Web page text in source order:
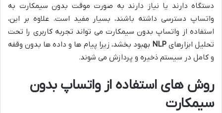
دستگاه دارند یا نیاز دارند به صورت موقت بدون سیمکارت به
واتساپ دسترسی داشته باشند، بسیار مفید است. علاوه بر این،
استفاده از واتساپ بدون سیمکارت می تواند تجربه کاربری را تحت
تحلیل ابزارهایNLP بهبود بخشد، زیرا پیام ها و داده ها بدون وقفه
و کامل در سیستم ذخیره و پردازش می شوند.
روش های استفاده از واتساپ بدون
سیمکارت